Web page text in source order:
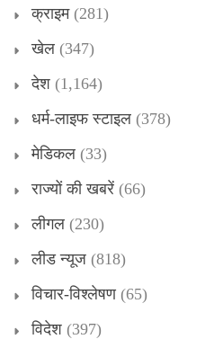
क्राइम(281)
खेल (347)
देश (1,164)
धर्म-लाइफ स्टाइल (378)
मेडिकल (33)
राज्यों की खबरें (66)
लीगल (230)
लीड न्यूज (818)
विचार-विश्लेषण(65)
विदेश (397)